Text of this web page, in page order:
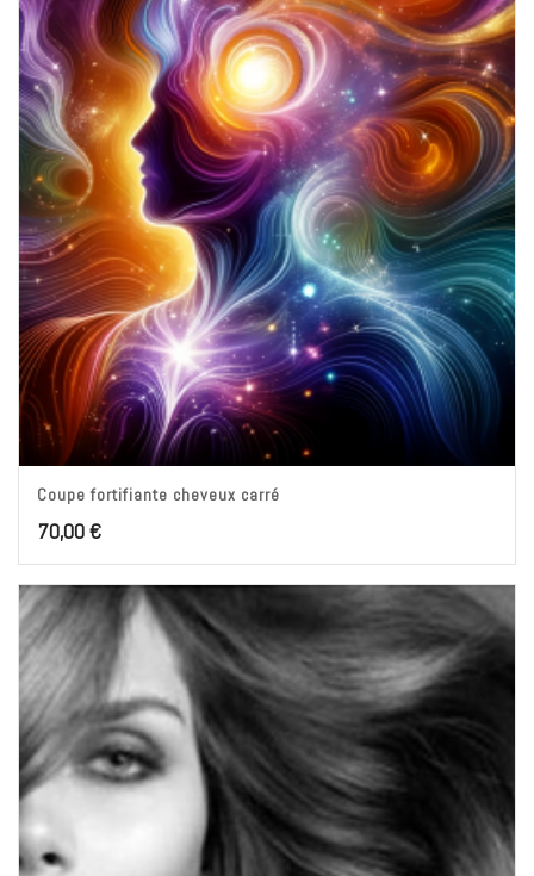
Coupe fortifiante cheveux carré
70,00€